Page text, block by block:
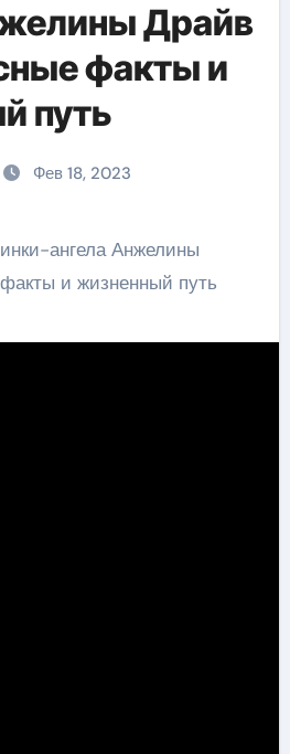
Драйв
факты и
путь
Фев 18, 2023